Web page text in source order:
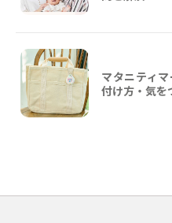
マタニティ
付け方・気を